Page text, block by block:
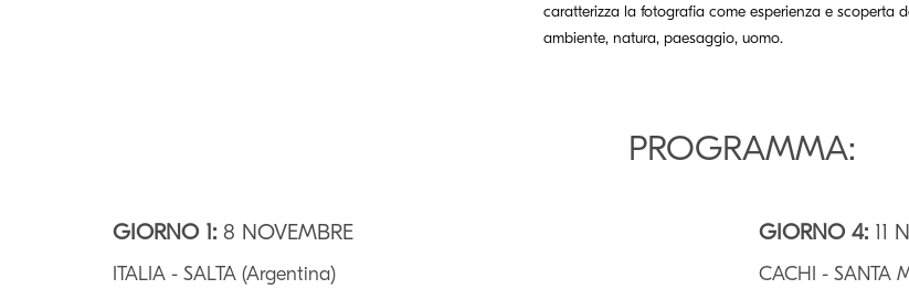
caratterizza la fotografia come esperienza e scoperta
ambiente, natura, paesaggio, uomo.
PROGRAMMA:
GIORNO 1: 8 NOVEMBRE
ITALIA - SALTA (Argentina)
GIORNO 4: 11
CACHI - SANTA